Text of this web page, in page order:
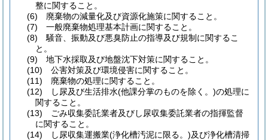
整に関すること。
(6)
廃棄物の減量化及び資源化施策に関すること。
(7)
一般廃棄物処理基本計画に関すること。
(8)
騒音、振動及び悪臭防止の指導及び規制に関するこ
と。
(9)
地下水採取及び地盤沈下対策に関すること。
(10)
公害対策及び環境侵害に関すること。
(11)
廃棄物の処理に関すること。
(12)
し尿及び生活排水(他課分掌のものを除く。)の処理に
関すること。
(13)
ごみ収集委託業者及びし尿収集委託業者の指揮監督
に関すること。
(14)
し尿収集運搬業(浄化槽汚泥に限る。)及び浄化槽清掃